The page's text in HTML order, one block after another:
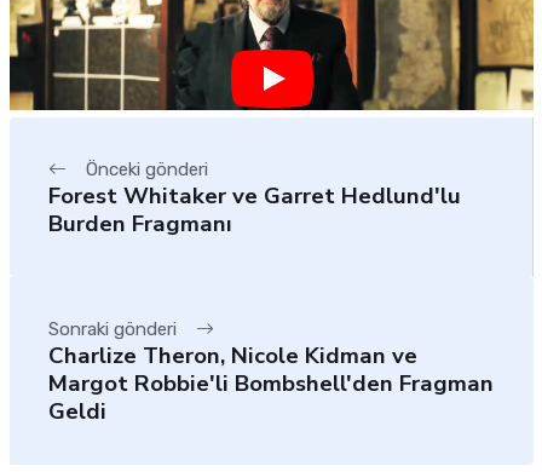
Önceki gönderi
Forest Whitaker ve Garret Hedlund'lu
Burden Fragmanı
Sonraki gönderi
Charlize Theron, Nicole Kidman ve
Margot Robbie'li Bombshell'den Fragman
Geldi